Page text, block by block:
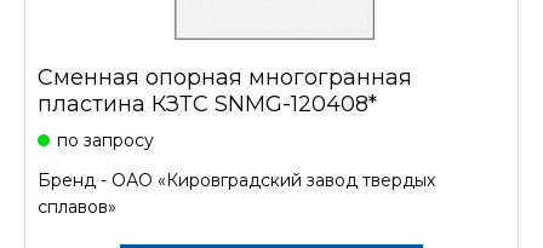
Сменная опорная многогранная
пластина КЗТС SNMG-120408*
по запросу
Бренд - ОАО «Кировградский завод твердых
сплавов»